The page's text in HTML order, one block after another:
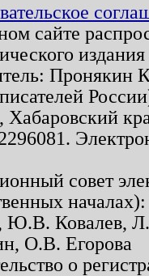
сайте
Пронякин
Хабаровский
совет
Ю.В. Ковалев,
О.В. Егорова
о